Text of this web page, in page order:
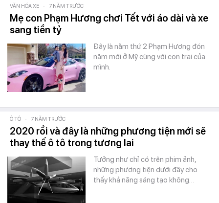
VĂN HÓA XE - 7 NĂM TRƯỚC
Mẹ con Phạm Hương chơi Tết với áo dài và xe
sang tiền tỷ
Đây là năm thứ 2 Phạm Hương đón
năm mới ở Mỹ cùng với con trai của
mình.
Ô TÔ - 7 NĂM TRƯỚC
2020 rồi và đây là những phương tiện mới sẽ
thay thế ô tô trong tương lai
Tưởng như chỉ có trên phim ảnh,
những phương tiện dưới đây cho
thấy khả năng sáng tạo không…